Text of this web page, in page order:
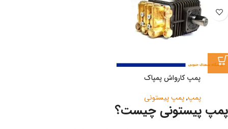
پمپ کارواش پمپاک
پمپ,پمپ پیستونی
پمپ پیستونی چیست؟